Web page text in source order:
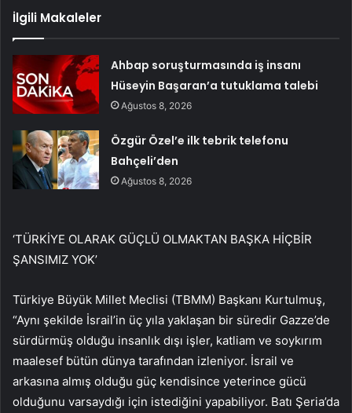
İlgili Makaleler
Ahbap soruşturmasında iş insanı
Hüseyin Başaran’a tutuklama talebi
Ağustos 8, 2026
Özgür Özel’e ilk tebrik telefonu
Bahçeli’den
Ağustos 8, 2026
‘TÜRKİYE OLARAK GÜÇLÜ OLMAKTAN BAŞKA HİÇBİR
ŞANSIMIZ YOK’
Türkiye Büyük Millet Meclisi (TBMM) Başkanı Kurtulmuş,
“Aynı şekilde İsrail’in üç yıla yaklaşan bir süredir Gazze’de
sürdürmüş olduğu insanlık dışı işler, katliam ve soykırım
maalesef bütün dünya tarafından izleniyor. İsrail ve
arkasına almış olduğu güç kendisince yeterince gücü
olduğunu varsaydığı için istediğini yapabiliyor. Batı Şeria’da